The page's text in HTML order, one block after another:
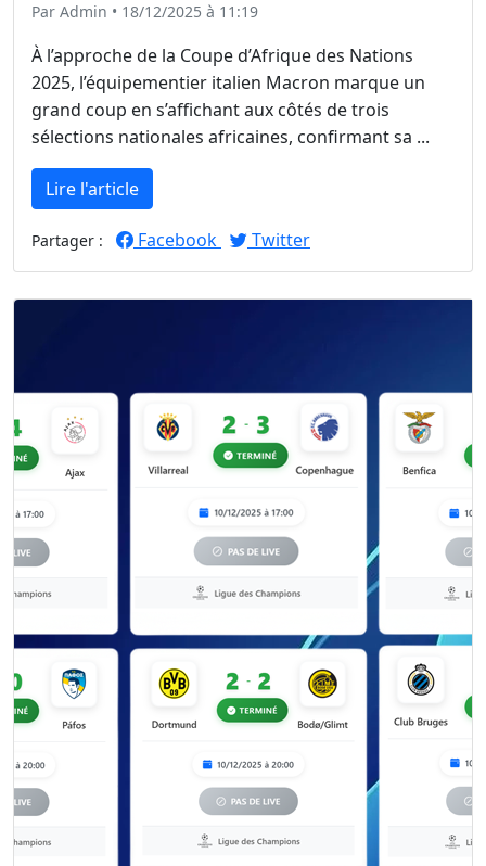
Par Admin • 18/12/2025 à 11:19
À l’approche de la Coupe d’Afrique des Nations
2025, l’équipementier italien Macron marque un
grand coup en s’affichant aux côtés de trois
sélections nationales africaines, confirmant sa ...
Lire l'article
Partager : Facebook Twitter